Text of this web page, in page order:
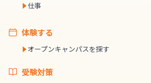
仕事
体験する
オープンキャンパスを探す
受験対策